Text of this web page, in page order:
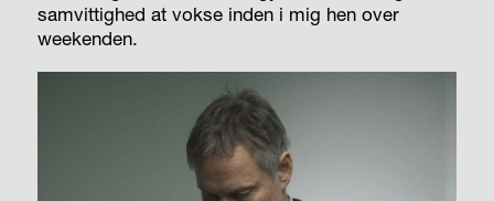
samvittighed at vokse inden i mig hen over
weekenden.